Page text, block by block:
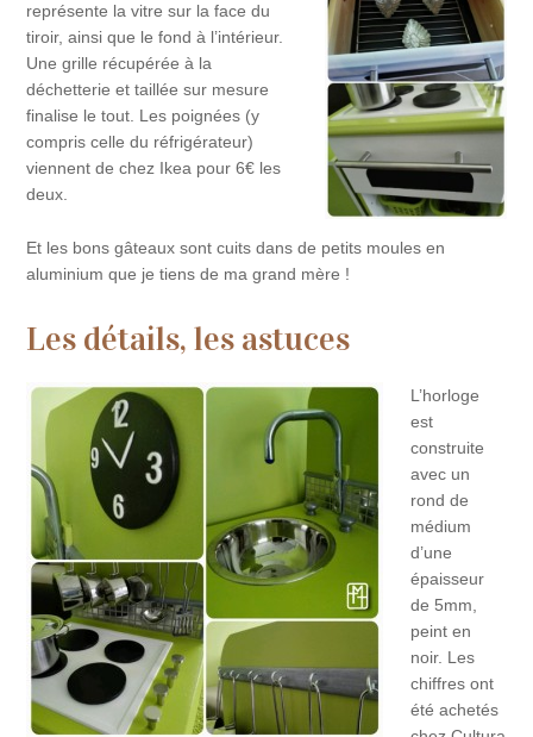
représente la vitre sur la face du
tiroir, ainsi que le fond à l’intérieur.
Une grille récupérée à la
déchetterie et taillée sur mesure
finalise le tout. Les poignées (y
compris celle du réfrigérateur)
viennent de chez Ikea pour 6€ les
deux.
Et les bons gâteaux sont cuits dans de petits moules en
aluminium que je tiens de ma grand mère !
Les détails, les astuces
L’horloge
est
construite
avec un
rond de
médium
d’une
épaisseur
de 5mm,
peint en
noir. Les
chiffres ont
été achetés